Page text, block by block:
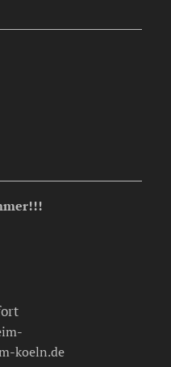
koeln.de